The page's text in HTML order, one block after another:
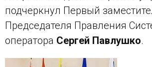
подчеркнул Первый
Председателя Правления
оператора Сергей Павлушко.